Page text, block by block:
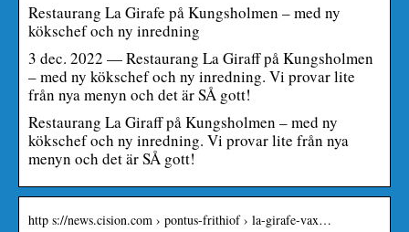
Restaurang La Girafe på Kungsholmen – med ny
kökschef och ny inredning
3 dec. 2022 — Restaurang La Giraff på Kungsholmen
– med ny kökschef och ny inredning. Vi provar lite
från nya menyn och det är SÅ gott!
Restaurang La Giraff på Kungsholmen – med ny
kökschef och ny inredning. Vi provar lite från nya
menyn och det är SÅ gott!
http s://news.cision.com › pontus-frithiof › la-girafe-vax…